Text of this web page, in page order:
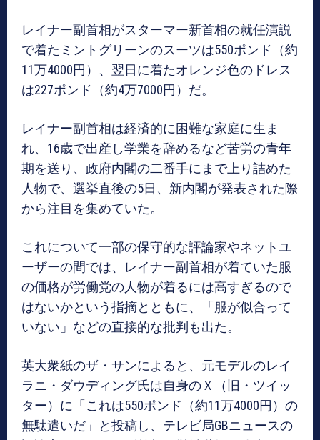
レイナー副首相がスターマー新首相の就任演説
で着たミントグリーンのスーツは550ポンド（約
11万4000円）、翌日に着たオレンジ色のドレス
は227ポンド（約4万7000円）だ。
レイナー副首相は経済的に困難な家庭に生ま
れ、16歳で出産し学業を辞めるなど苦労の青年
期を送り、政府内閣の二番手にまで上り詰めた
人物で、選挙直後の5日、新内閣が発表された際
から注目を集めていた。
これについて一部の保守的な評論家やネットユ
ーザーの間では、レイナー副首相が着ていた服
の価格が労働党の人物が着るには高すぎるので
はないかという指摘とともに、「服が似合って
いない」などの直接的な批判も出た。
英大衆紙のザ・サンによると、元モデルのレイ
ラニ・ダウディング氏は自身のＸ（旧・ツイッ
ター）に「これは550ポンド（約11万4000円）の
無駄遣いだ」と投稿し、テレビ局GBニュースの